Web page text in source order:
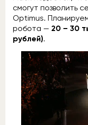
смогут позволить
Optimus.
робота — 20 – 30
рублей).